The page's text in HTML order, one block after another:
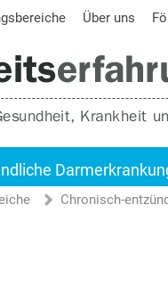
Über uns
Chronisch-